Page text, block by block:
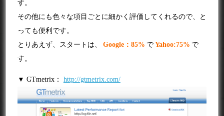
す。
その他にも色々な項目ごとに細かく評価してくれるので、と
っても便利です。
とりあえず、スタートは、
Google：85% で Yahoo:75% で
す。
▼ GTmetrix： http://gtmetrix.com/